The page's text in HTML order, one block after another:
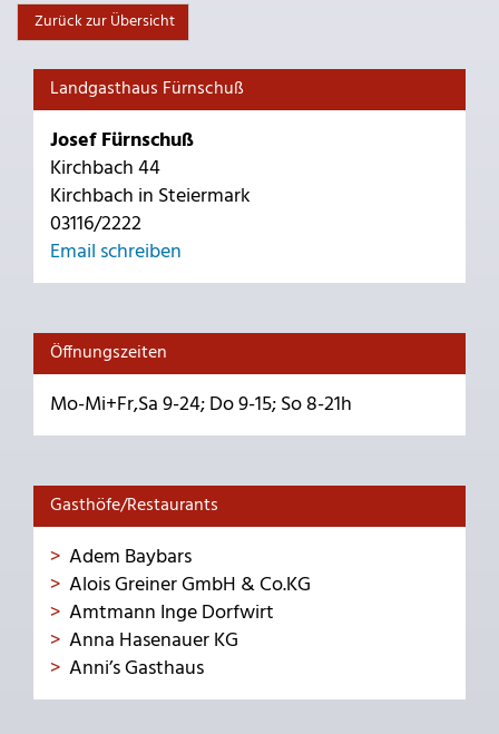
Zurück zur Übersicht
Landgasthaus Fürnschuß
Josef Fürnschuß
Kirchbach 44
Kirchbach in Steiermark
03116/2222
Email schreiben
Öffnungszeiten
Mo-Mi+Fr,Sa 9-24; Do 9-15; So 8-21h
Gasthöfe/Restaurants
Adem Baybars
Alois Greiner GmbH & Co.KG
Amtmann Inge Dorfwirt
Anna Hasenauer KG
Anni’s Gasthaus